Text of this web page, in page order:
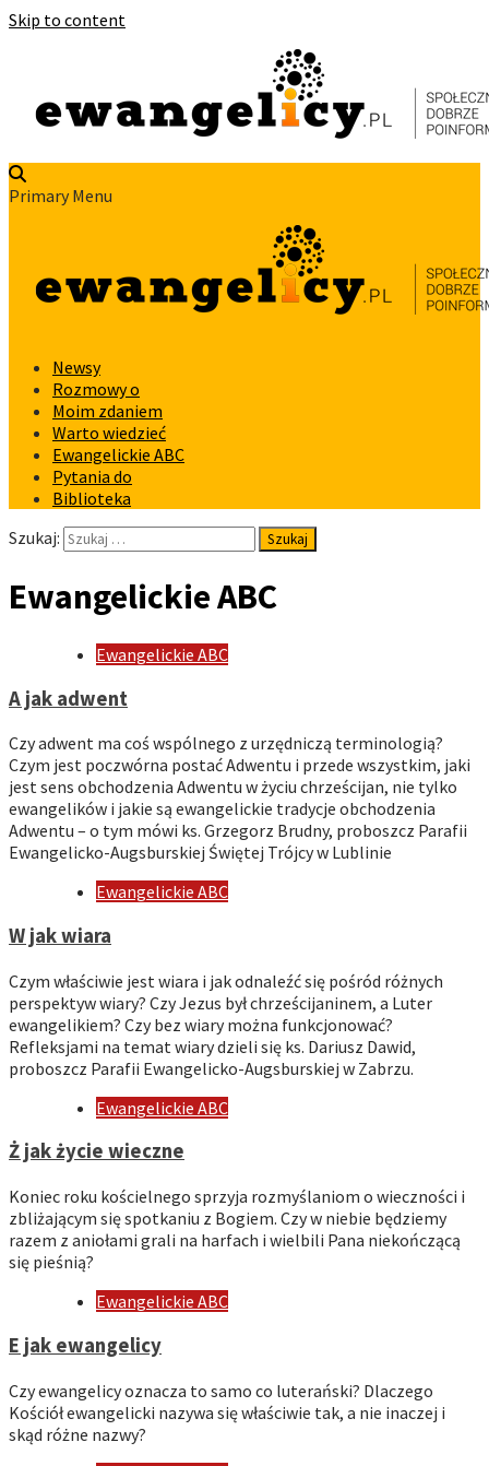
Skip to content
Primary Menu
Newsy
Rozmowy o
Moim zdaniem
Warto wiedzieć
Ewangelickie ABC
Pytania do
Biblioteka
Szukaj:
Ewangelickie ABC
Ewangelickie ABC
A jak adwent
Czy adwent ma coś wspólnego z urzędniczą terminologią?
Czym jest poczwórna postać Adwentu i przede wszystkim, jaki
jest sens obchodzenia Adwentu w życiu chrześcijan, nie tylko
ewangelików i jakie są ewangelickie tradycje obchodzenia
Adwentu – o tym mówi ks. Grzegorz Brudny, proboszcz Parafii
Ewangelicko-Augsburskiej Świętej Trójcy w Lublinie
Ewangelickie ABC
W jak wiara
Czym właściwie jest wiara i jak odnaleźć się pośród różnych
perspektyw wiary? Czy Jezus był chrześcijaninem, a Luter
ewangelikiem? Czy bez wiary można funkcjonować?
Refleksjami na temat wiary dzieli się ks. Dariusz Dawid,
proboszcz Parafii Ewangelicko-Augsburskiej w Zabrzu.
Ewangelickie ABC
Ż jak życie wieczne
Koniec roku kościelnego sprzyja rozmyślaniom o wieczności i
zbliżającym się spotkaniu z Bogiem. Czy w niebie będziemy
razem z aniołami grali na harfach i wielbili Pana niekończącą
się pieśnią?
Ewangelickie ABC
E jak ewangelicy
Czy ewangelicy oznacza to samo co luterański? Dlaczego
Kościół ewangelicki nazywa się właściwie tak, a nie inaczej i
skąd różne nazwy?